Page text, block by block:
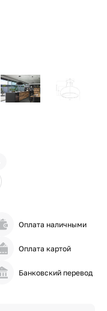
Оплата наличными
Оплата картой
Банковский перевод